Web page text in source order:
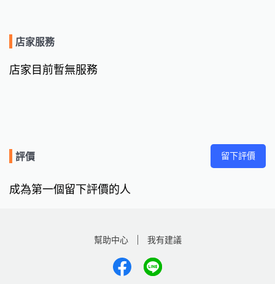
店家服務
店家目前暫無服務
評價 留下評價
成為第一個留下評價的人
幫助中心 我有建議